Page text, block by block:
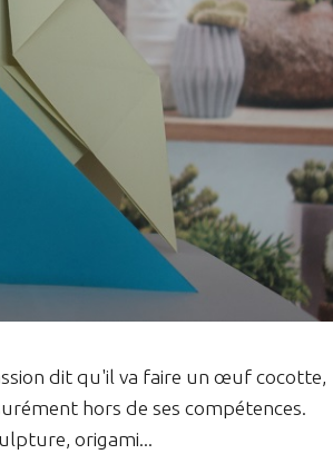
dit qu'il va faire un œuf cocotte,
hors de ses compétences.
origami...